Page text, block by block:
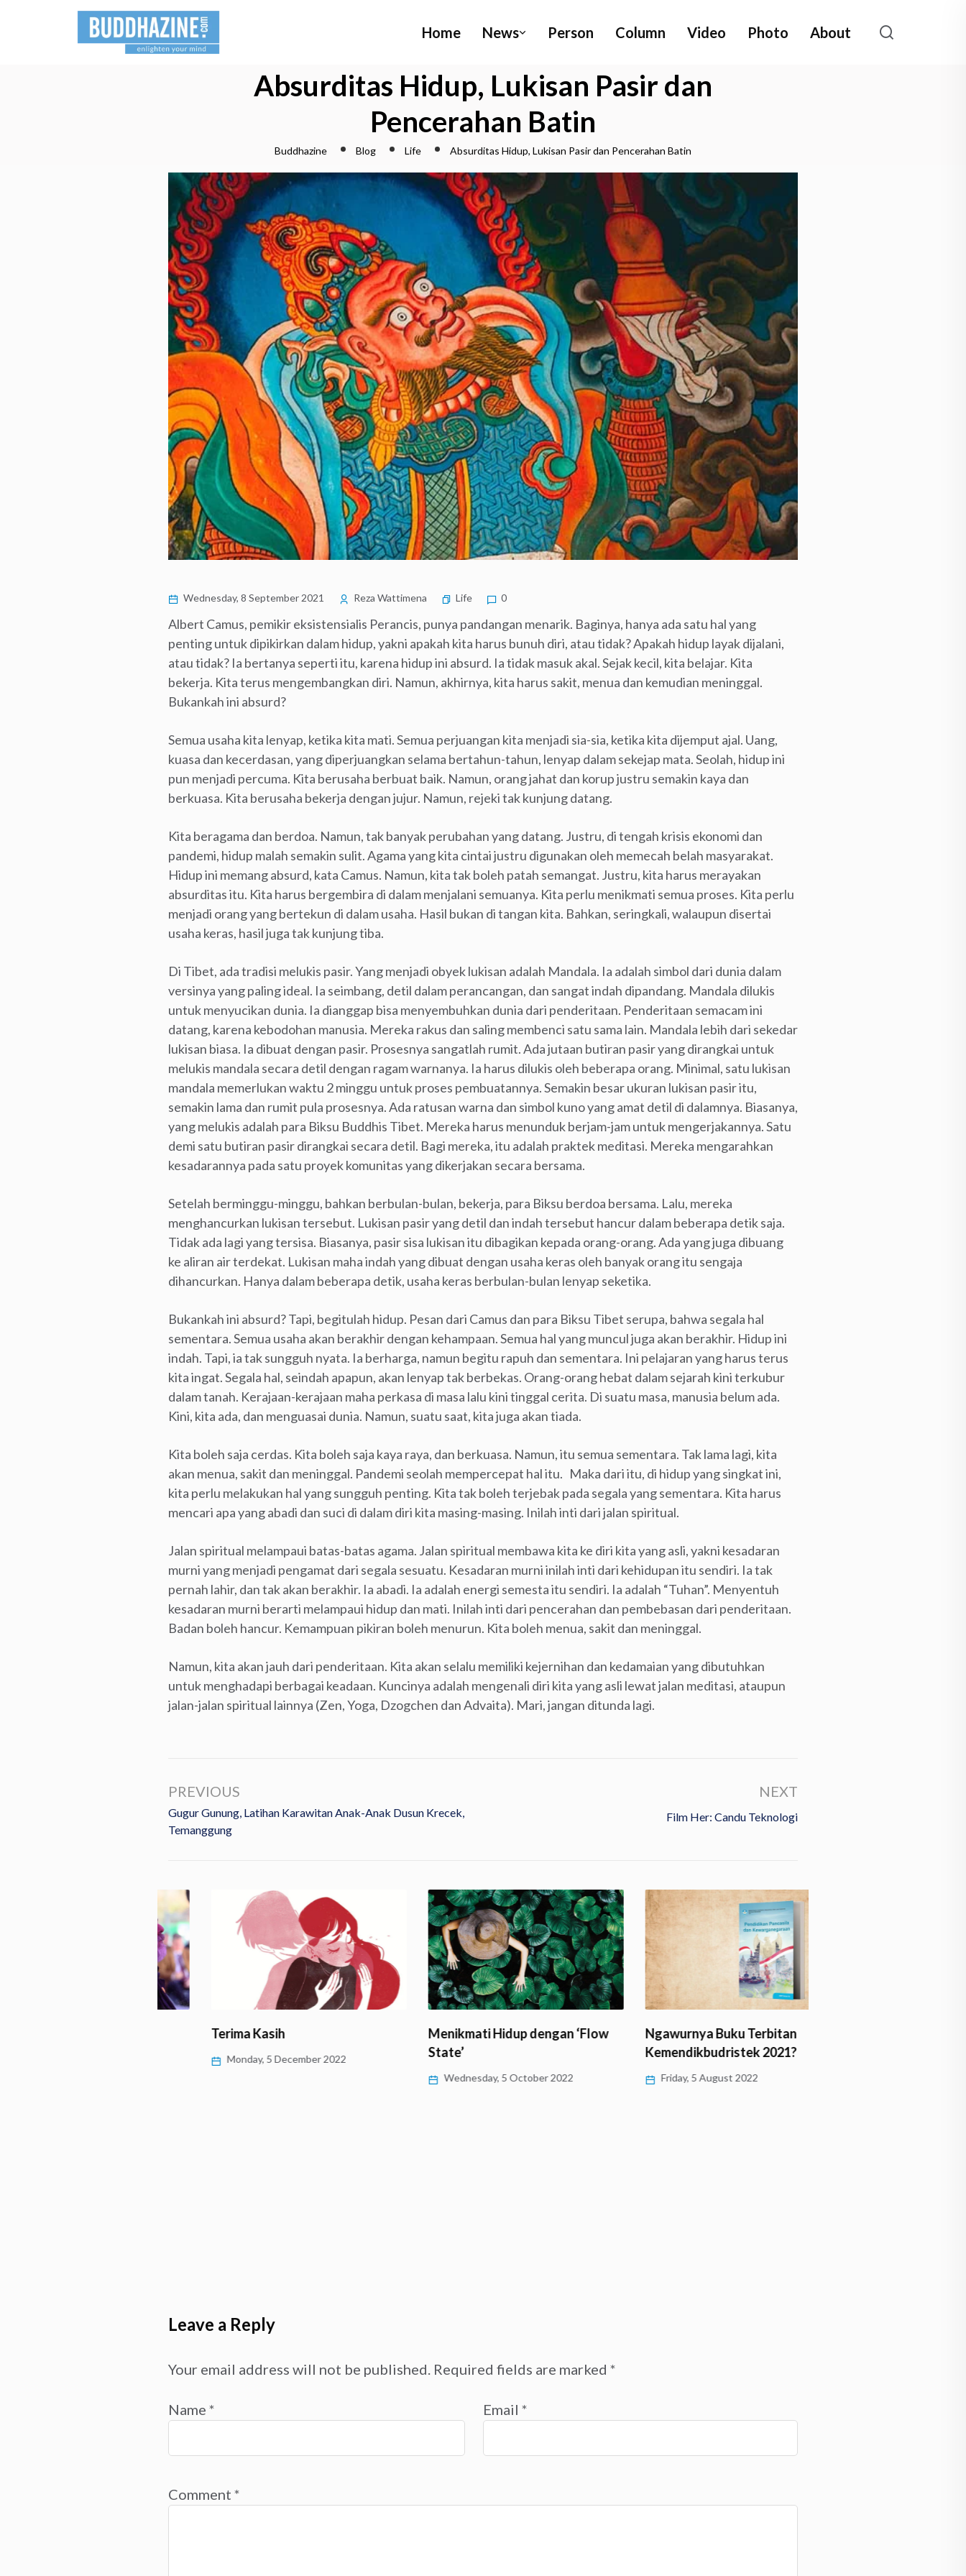
Home News Person Column Video Photo About
Absurditas Hidup, Lukisan Pasir dan
Pencerahan Batin
Buddhazine Blog Life Absurditas Hidup, Lukisan Pasir dan Pencerahan Batin
Wednesday, 8 September 2021 Reza Wattimena Life 0
Albert Camus, pemikir eksistensialis Perancis, punya pandangan menarik. Baginya, hanya ada satu hal yang
penting untuk dipikirkan dalam hidup, yakni apakah kita harus bunuh diri, atau tidak? Apakah hidup layak dijalani,
atau tidak? Ia bertanya seperti itu, karena hidup ini absurd. Ia tidak masuk akal. Sejak kecil, kita belajar. Kita
bekerja. Kita terus mengembangkan diri. Namun, akhirnya, kita harus sakit, menua dan kemudian meninggal.
Bukankah ini absurd?
Semua usaha kita lenyap, ketika kita mati. Semua perjuangan kita menjadi sia-sia, ketika kita dijemput ajal. Uang,
kuasa dan kecerdasan, yang diperjuangkan selama bertahun-tahun, lenyap dalam sekejap mata. Seolah, hidup ini
pun menjadi percuma. Kita berusaha berbuat baik. Namun, orang jahat dan korup justru semakin kaya dan
berkuasa. Kita berusaha bekerja dengan jujur. Namun, rejeki tak kunjung datang.
Kita beragama dan berdoa. Namun, tak banyak perubahan yang datang. Justru, di tengah krisis ekonomi dan
pandemi, hidup malah semakin sulit. Agama yang kita cintai justru digunakan oleh memecah belah masyarakat.
Hidup ini memang absurd, kata Camus. Namun, kita tak boleh patah semangat. Justru, kita harus merayakan
absurditas itu. Kita harus bergembira di dalam menjalani semuanya. Kita perlu menikmati semua proses. Kita perlu
menjadi orang yang bertekun di dalam usaha. Hasil bukan di tangan kita. Bahkan, seringkali, walaupun disertai
usaha keras, hasil juga tak kunjung tiba.
Di Tibet, ada tradisi melukis pasir. Yang menjadi obyek lukisan adalah Mandala. Ia adalah simbol dari dunia dalam
versinya yang paling ideal. Ia seimbang, detil dalam perancangan, dan sangat indah dipandang. Mandala dilukis
untuk menyucikan dunia. Ia dianggap bisa menyembuhkan dunia dari penderitaan. Penderitaan semacam ini
datang, karena kebodohan manusia. Mereka rakus dan saling membenci satu sama lain. Mandala lebih dari sekedar
lukisan biasa. Ia dibuat dengan pasir. Prosesnya sangatlah rumit. Ada jutaan butiran pasir yang dirangkai untuk
melukis mandala secara detil dengan ragam warnanya. Ia harus dilukis oleh beberapa orang. Minimal, satu lukisan
mandala memerlukan waktu 2 minggu untuk proses pembuatannya. Semakin besar ukuran lukisan pasir itu,
semakin lama dan rumit pula prosesnya. Ada ratusan warna dan simbol kuno yang amat detil di dalamnya. Biasanya,
yang melukis adalah para Biksu Buddhis Tibet. Mereka harus menunduk berjam-jam untuk mengerjakannya. Satu
demi satu butiran pasir dirangkai secara detil. Bagi mereka, itu adalah praktek meditasi. Mereka mengarahkan
kesadarannya pada satu proyek komunitas yang dikerjakan secara bersama.
Setelah berminggu-minggu, bahkan berbulan-bulan, bekerja, para Biksu berdoa bersama. Lalu, mereka
menghancurkan lukisan tersebut. Lukisan pasir yang detil dan indah tersebut hancur dalam beberapa detik saja.
Tidak ada lagi yang tersisa. Biasanya, pasir sisa lukisan itu dibagikan kepada orang-orang. Ada yang juga dibuang
ke aliran air terdekat. Lukisan maha indah yang dibuat dengan usaha keras oleh banyak orang itu sengaja
dihancurkan. Hanya dalam beberapa detik, usaha keras berbulan-bulan lenyap seketika.
Bukankah ini absurd? Tapi, begitulah hidup. Pesan dari Camus dan para Biksu Tibet serupa, bahwa segala hal
sementara. Semua usaha akan berakhir dengan kehampaan. Semua hal yang muncul juga akan berakhir. Hidup ini
indah. Tapi, ia tak sungguh nyata. Ia berharga, namun begitu rapuh dan sementara. Ini pelajaran yang harus terus
kita ingat. Segala hal, seindah apapun, akan lenyap tak berbekas. Orang-orang hebat dalam sejarah kini terkubur
dalam tanah. Kerajaan-kerajaan maha perkasa di masa lalu kini tinggal cerita. Di suatu masa, manusia belum ada.
Kini, kita ada, dan menguasai dunia. Namun, suatu saat, kita juga akan tiada.
Kita boleh saja cerdas. Kita boleh saja kaya raya, dan berkuasa. Namun, itu semua sementara. Tak lama lagi, kita
akan menua, sakit dan meninggal. Pandemi seolah mempercepat hal itu. Maka dari itu, di hidup yang singkat ini,
kita perlu melakukan hal yang sungguh penting. Kita tak boleh terjebak pada segala yang sementara. Kita harus
mencari apa yang abadi dan suci di dalam diri kita masing-masing. Inilah inti dari jalan spiritual.
Jalan spiritual melampaui batas-batas agama. Jalan spiritual membawa kita ke diri kita yang asli, yakni kesadaran
murni yang menjadi pengamat dari segala sesuatu. Kesadaran murni inilah inti dari kehidupan itu sendiri. Ia tak
pernah lahir, dan tak akan berakhir. Ia abadi. Ia adalah energi semesta itu sendiri. Ia adalah “Tuhan”. Menyentuh
kesadaran murni berarti melampaui hidup dan mati. Inilah inti dari pencerahan dan pembebasan dari penderitaan.
Badan boleh hancur. Kemampuan pikiran boleh menurun. Kita boleh menua, sakit dan meninggal.
Namun, kita akan jauh dari penderitaan. Kita akan selalu memiliki kejernihan dan kedamaian yang dibutuhkan
untuk menghadapi berbagai keadaan. Kuncinya adalah mengenali diri kita yang asli lewat jalan meditasi, ataupun
jalan-jalan spiritual lainnya (Zen, Yoga, Dzogchen dan Advaita). Mari, jangan ditunda lagi.
PREVIOUS
Gugur Gunung, Latihan Karawitan Anak-Anak Dusun Krecek,
Temanggung
NEXT
Film Her: Candu Teknologi
Terima Kasih
Monday, 5 December 2022
Menikmati Hidup dengan ‘Flow
Wednesday, 5 October 2022
Ngawurnya Buku Terbitan
Kemendikbudristek 2021?
Friday, 5 August 2022
Leave a Reply
Your email address will not be published. Required fields are marked *
Name * Email *
Comment *